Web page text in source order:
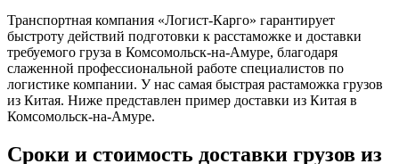
Транспортная компания «Логист-Карго» гарантирует
быстроту действий подготовки к расстаможке и доставки
требуемого груза в Комсомольск-на-Амуре, благодаря
слаженной профессиональной работе специалистов по
логистике компании. У нас самая быстрая растаможка грузов
из Китая. Ниже представлен пример доставки из Китая в
Комсомольск-на-Амуре.
Сроки и стоимость доставки грузов из